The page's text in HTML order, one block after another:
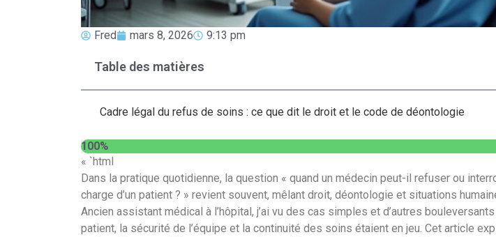
Fred mars 8, 2026 9:13 pm
Table des matières
Cadre légal du refus de soins : ce que dit le droit et le code de déontologie
100%
« `html
Dans la pratique quotidienne, la question « quand un médecin peut-il refuser ou
charge d’un patient ? » revient souvent, mêlant droit, déontologie et situations
Ancien assistant médical à l’hôpital, j’ai vu des cas simples et d’autres
patient, la sécurité de l’équipe et la continuité des soins étaient en jeu. Cet article